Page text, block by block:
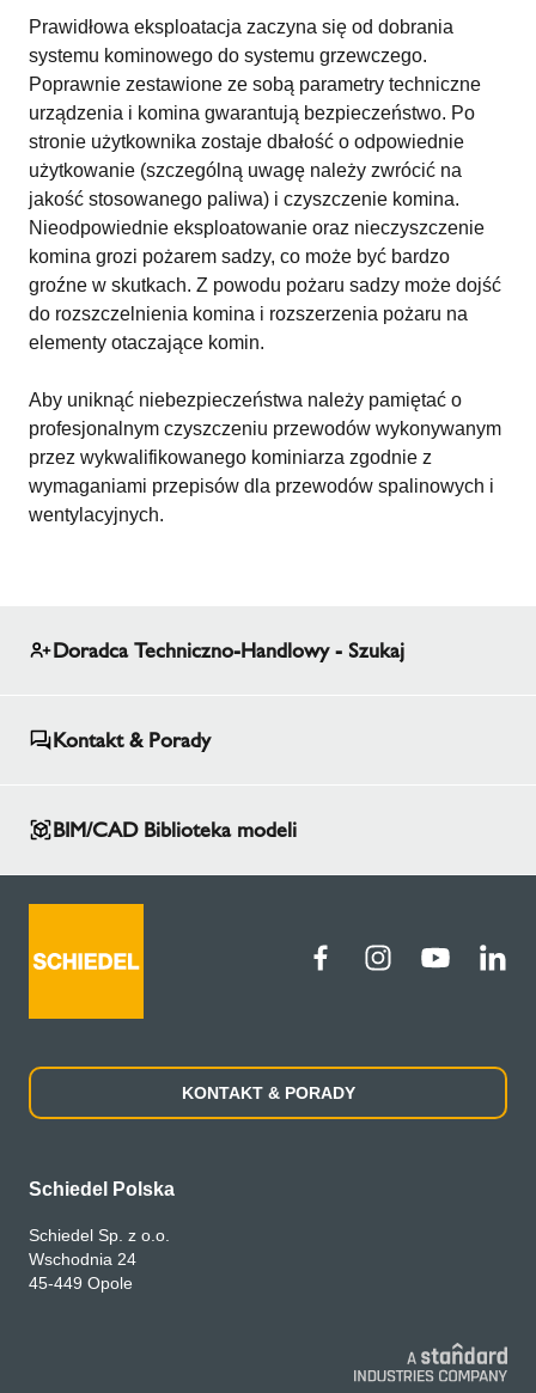
Prawidłowa eksploatacja zaczyna się od dobrania
systemu kominowego do systemu grzewczego.
Poprawnie zestawione ze sobą parametry techniczne
urządzenia i komina gwarantują bezpieczeństwo. Po
stronie użytkownika zostaje dbałość o odpowiednie
użytkowanie (szczególną uwagę należy zwrócić na
jakość stosowanego paliwa) i czyszczenie komina.
Nieodpowiednie eksploatowanie oraz nieczyszczenie
komina grozi pożarem sadzy, co może być bardzo
groźne w skutkach. Z powodu pożaru sadzy może dojść
do rozszczelnienia komina i rozszerzenia pożaru na
elementy otaczające komin.
Aby uniknąć niebezpieczeństwa należy pamiętać o
profesjonalnym czyszczeniu przewodów wykonywanym
przez wykwalifikowanego kominiarza zgodnie z
wymaganiami przepisów dla przewodów spalinowych i
wentylacyjnych.
Doradca Techniczno-Handlowy - Szukaj
Kontakt & Porady
BIM/CAD Biblioteka modeli
KONTAKT & PORADY
Schiedel Polska
Schiedel Sp. z o.o.
Wschodnia 24
45-449 Opole